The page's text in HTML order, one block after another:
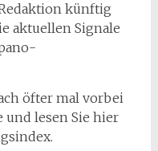
künftig
aktuellen Signale
öfter mal vorbei
lesen Sie hier